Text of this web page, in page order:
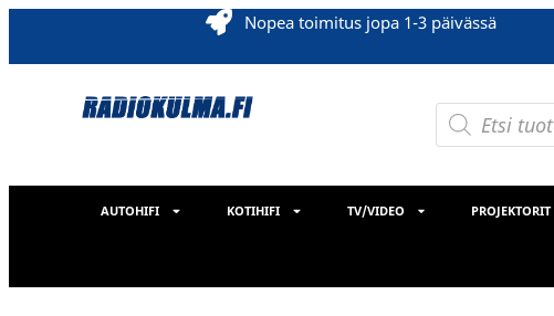
Nopea toimitus jopa 1-3 päivässä
AUTOHIFI KOTIHIFI TV/VIDEO PROJEKTORIT